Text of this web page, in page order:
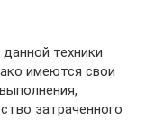
техники
имеются свои
затраченного